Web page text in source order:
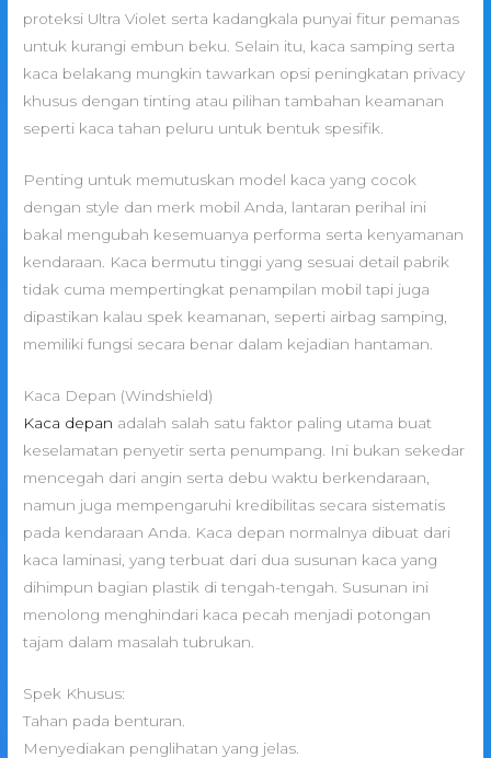
proteksi Ultra Violet serta kadangkala punyai fitur pemanas
untuk kurangi embun beku. Selain itu, kaca samping serta
kaca belakang mungkin tawarkan opsi peningkatan privacy
khusus dengan tinting atau pilihan tambahan keamanan
seperti kaca tahan peluru untuk bentuk spesifik.
Penting untuk memutuskan model kaca yang cocok
dengan style dan merk mobil Anda, lantaran perihal ini
bakal mengubah kesemuanya performa serta kenyamanan
kendaraan. Kaca bermutu tinggi yang sesuai detail pabrik
tidak cuma mempertingkat penampilan mobil tapi juga
dipastikan kalau spek keamanan, seperti airbag samping,
memiliki fungsi secara benar dalam kejadian hantaman.
Kaca Depan (Windshield)
Kaca depan adalah salah satu faktor paling utama buat
keselamatan penyetir serta penumpang. Ini bukan sekedar
mencegah dari angin serta debu waktu berkendaraan,
namun juga mempengaruhi kredibilitas secara sistematis
pada kendaraan Anda. Kaca depan normalnya dibuat dari
kaca laminasi, yang terbuat dari dua susunan kaca yang
dihimpun bagian plastik di tengah-tengah. Susunan ini
menolong menghindari kaca pecah menjadi potongan
tajam dalam masalah tubrukan.
Spek Khusus:
Tahan pada benturan.
Menyediakan penglihatan yang jelas.